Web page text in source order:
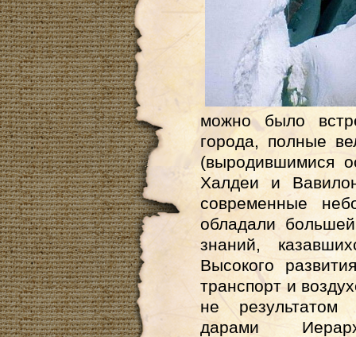
можно было
города, полные
(выродившимися
Халдеи и
современные
обладали
знаний,
Высокого
транспорт и
не результатом
дарами